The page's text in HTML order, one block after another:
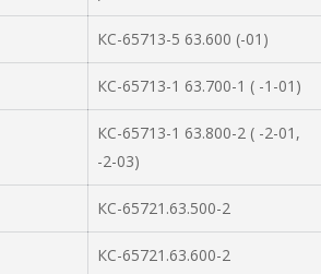
КС-65713-5 63.600 (-01)
КС-65713-1 63.700-1 ( -1-01)
КС-65713-1 63.800-2 ( -2-01,
-2-03)
КС-65721.63.500-2
КС-65721.63.600-2